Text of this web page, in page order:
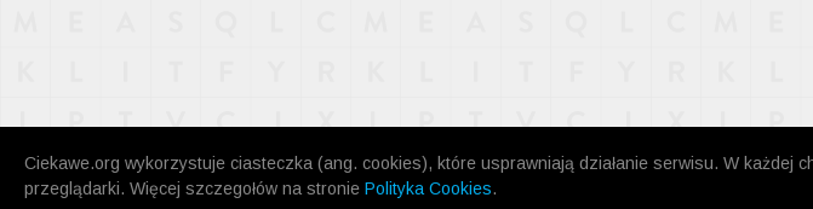
Ciekawe.org wykorzystuje ciasteczka (ang. cookies), które usprawniają działanie serwisu. W każdej
przeglądarki. Więcej szczegołów na stronie Polityka Cookies.
KONTAKT